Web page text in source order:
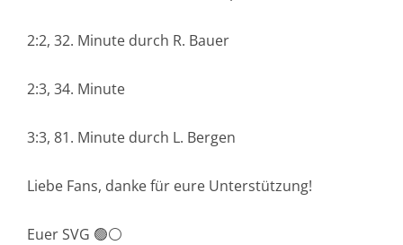
2:2, 32. Minute durch R. Bauer
2:3, 34. Minute
3:3, 81. Minute durch L. Bergen
Liebe Fans, danke für eure Unterstützung!
Euer SVG 🟢⚪️